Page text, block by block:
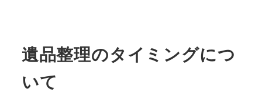
遺品整理のタイミングにつ
いて